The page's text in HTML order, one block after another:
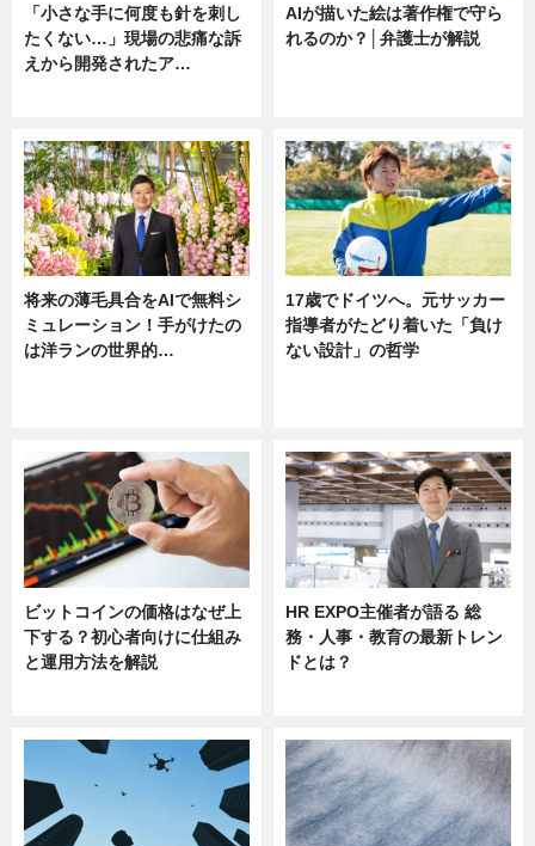
「小さな手に何度も針を刺し
たくない…」現場の悲痛な訴
えから開発されたア…
AIが描いた絵は著作権で守ら
れるのか？│弁護士が解説
将来の薄毛具合をAIで無料シ
ミュレーション！手がけたの
は洋ランの世界的…
17歳でドイツへ。元サッカー
指導者がたどり着いた「負け
ない設計」の哲学
ビットコインの価格はなぜ上
下する？初心者向けに仕組み
と運用方法を解説
HR EXPO主催者が語る 総
務・人事・教育の最新トレン
ドとは？